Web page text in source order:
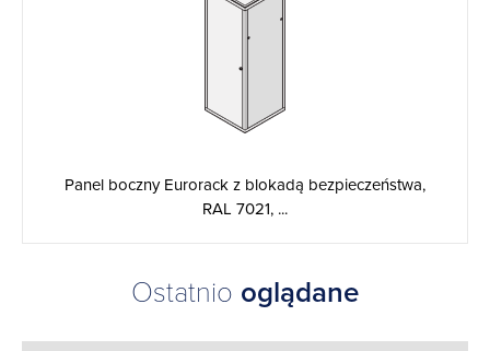
Panel boczny Eurorack z blokadą bezpieczeństwa,
RAL 7021, ...
Ostatnio oglądane